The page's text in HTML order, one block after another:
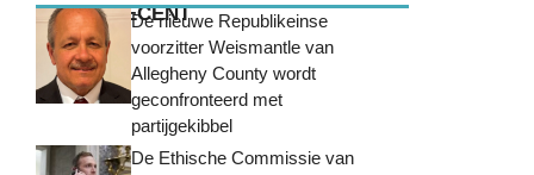
MEEST RECENTDe nieuwe Republikeinse
voorzitter Weismantle van
Allegheny County wordt
geconfronteerd met
partijgekibbel
De Ethische Commissie van